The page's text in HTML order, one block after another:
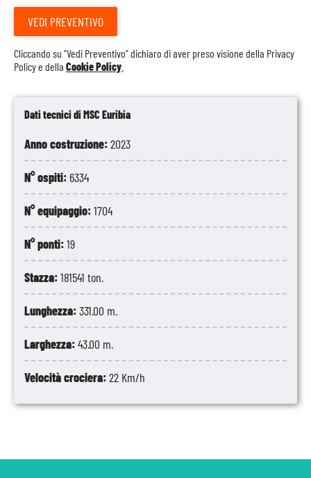
Dati tecnici di MSC Euribia
Anno costruzione:2023
N° ospiti: 6334
N° equipaggio:1704
N° ponti:19
Stazza:181541 ton.
Lunghezza:331.00 m.
Larghezza:43.00 m.
Velocità crociera:22 Km/h
VEDI PREVENTIVO
Cliccando su "Vedi Preventivo" dichiaro di aver preso visione della Privacy
Policye della Cookie Policy